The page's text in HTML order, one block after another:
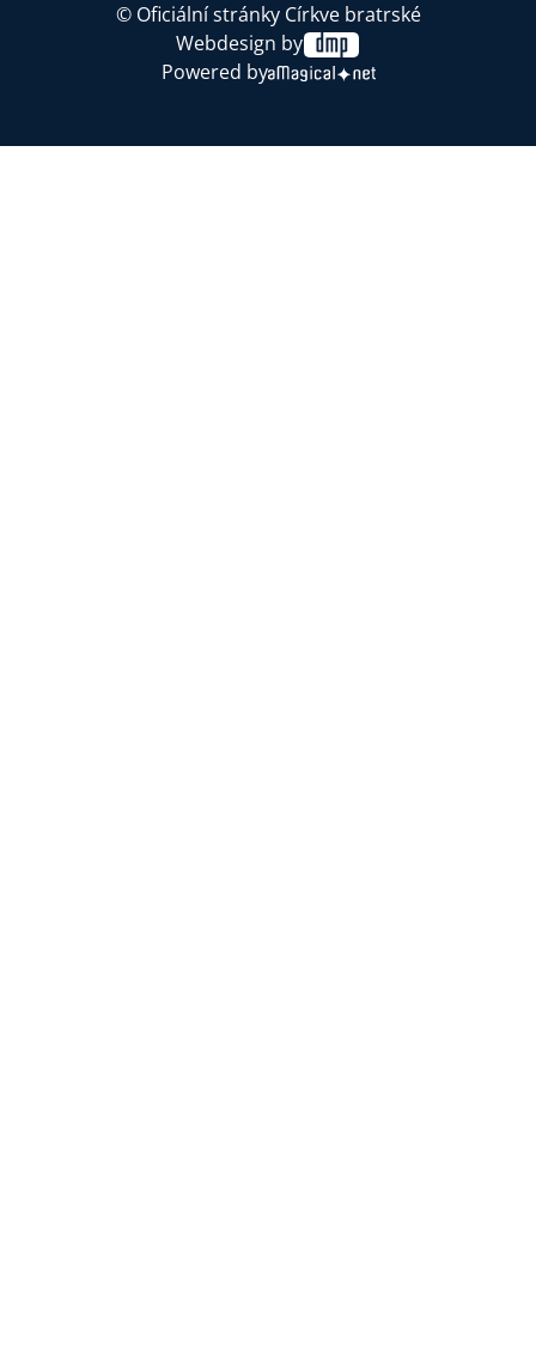
© Oficiální stránky Církve bratrské
Webdesign by
Powered by